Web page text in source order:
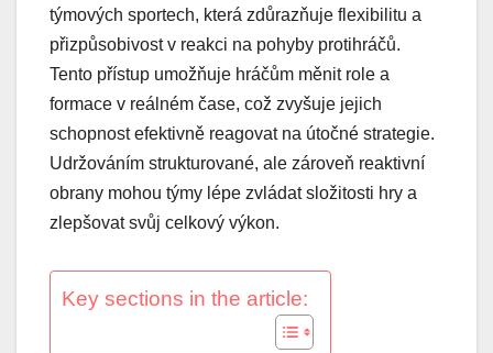
týmových sportech, která zdůrazňuje flexibilitu a
přizpůsobivost v reakci na pohyby protihráčů.
Tento přístup umožňuje hráčům měnit role a
formace v reálném čase, což zvyšuje jejich
schopnost efektivně reagovat na útočné strategie.
Udržováním strukturované, ale zároveň reaktivní
obrany mohou týmy lépe zvládat složitosti hry a
zlepšovat svůj celkový výkon.
Key sections in the article: